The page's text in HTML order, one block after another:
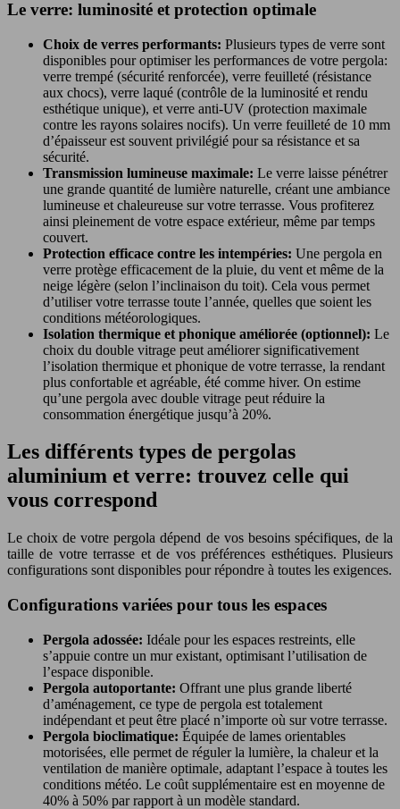
Le verre: luminosité et protection optimale
Choix de verres performants: Plusieurs types de verre sont
disponibles pour optimiser les performances de votre pergola:
verre trempé (sécurité renforcée), verre feuilleté (résistance
aux chocs), verre laqué (contrôle de la luminosité et rendu
esthétique unique), et verre anti-UV (protection maximale
contre les rayons solaires nocifs). Un verre feuilleté de 10 mm
d’épaisseur est souvent privilégié pour sa résistance et sa
sécurité.
Transmission lumineuse maximale: Le verre laisse pénétrer
une grande quantité de lumière naturelle, créant une ambiance
lumineuse et chaleureuse sur votre terrasse. Vous profiterez
ainsi pleinement de votre espace extérieur, même par temps
couvert.
Protection efficace contre les intempéries: Une pergola en
verre protège efficacement de la pluie, du vent et même de la
neige légère (selon l’inclinaison du toit). Cela vous permet
d’utiliser votre terrasse toute l’année, quelles que soient les
conditions météorologiques.
Isolation thermique et phonique améliorée (optionnel): Le
choix du double vitrage peut améliorer significativement
l’isolation thermique et phonique de votre terrasse, la rendant
plus confortable et agréable, été comme hiver. On estime
qu’une pergola avec double vitrage peut réduire la
consommation énergétique jusqu’à 20%.
Les différents types de pergolas
aluminium et verre: trouvez celle qui
vous correspond
Le choix de votre pergola dépend de vos besoins spécifiques, de la
taille de votre terrasse et de vos préférences esthétiques. Plusieurs
configurations sont disponibles pour répondre à toutes les exigences.
Configurations variées pour tous les espaces
Pergola adossée: Idéale pour les espaces restreints, elle
s’appuie contre un mur existant, optimisant l’utilisation de
l’espace disponible.
Pergola autoportante: Offrant une plus grande liberté
d’aménagement, ce type de pergola est totalement
indépendant et peut être placé n’importe où sur votre terrasse.
Pergola bioclimatique: Équipée de lames orientables
motorisées, elle permet de réguler la lumière, la chaleur et la
ventilation de manière optimale, adaptant l’espace à toutes les
conditions météo. Le coût supplémentaire est en moyenne de
40% à 50% par rapport à un modèle standard.